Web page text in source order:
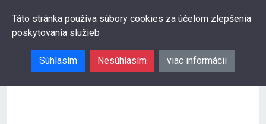
Táto stránka používa súbory cookies za účelom zlepšenia
poskytovania služieb
Súhlasím Nesúhlasím viac informácii